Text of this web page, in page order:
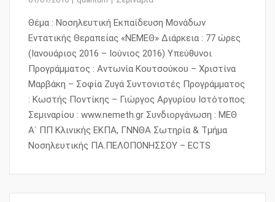
Θέμα : Νοσηλευτική Εκπαίδευση Μονάδων
Εντατικής Θεραπείας «ΝΕΜΕΘ» Διάρκεια : 77 ώρες
(Ιανουάριος 2016 – Ιούνιος 2016) Υπεύθυνοι
Προγράμματος : Αντωνία Κουτσούκου – Χριστίνα
Μαρβάκη – Σοφία Ζυγά Συντονιστές Προγράμματος
: Κωστής Ποντίκης – Γιώργος Αργυρίου Ιστότοπος
Σεμιναρίου : www.nemeth.gr Συνδιοργάνωση : ΜΕΘ
Α΄ ΠΠ Κλινικής ΕΚΠΑ, ΓΝΝΘΑ Σωτηρία & Τμήμα
Νοσηλευτικής ΠΑ.ΠΕΛΟΠΟΝΗΣΣΟΥ – ECTS